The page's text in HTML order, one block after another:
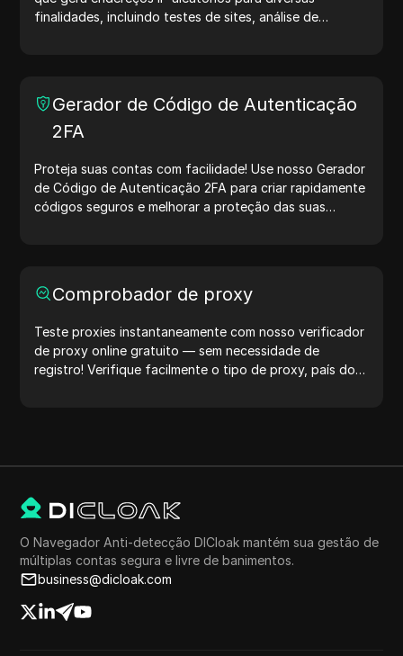
finalidades, incluindo testes de sites, análise de
para testar geolocalização, verificar privacidade e
muito mais. Simplifique seus fluxos de trabalho e
otimize seu processo de desenvolvimento — gere
Gerador de Código de Autenticação
2FA
Proteja suas contas com facilidade! Use nosso Gerador
de Código de Autenticação 2FA para criar rapidamente
códigos seguros e melhorar a proteção das suas
Comprobador de proxy
Teste proxies instantaneamente com nosso verificador
de proxy online gratuito — sem necessidade de
registro! Verifique facilmente o tipo de proxy, país do
O Navegador Anti-detecção DICloak mantém sua gestão de
múltiplas contas segura e livre de banimentos.
business@dicloak.com